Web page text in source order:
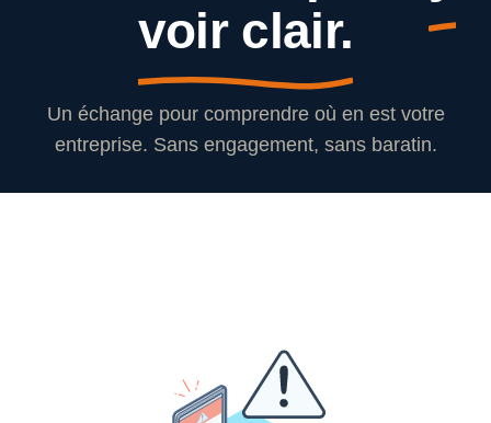
voir clair.
Un échange pour comprendre où en est votre
entreprise. Sans engagement, sans baratin.